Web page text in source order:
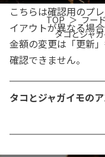
TOP フー
タコとジャ
こちらは確認用のプ
イアウトが異なる場
金額の変更は「更新
確認できません。
タコとジャガイモの